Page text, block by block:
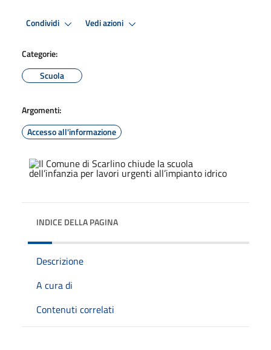
Condividi Vedi azioni
Categorie:
Scuola
Argomenti:
Accesso all'informazione
INDICE DELLA PAGINA
Descrizione
A cura di
Contenuti correlati